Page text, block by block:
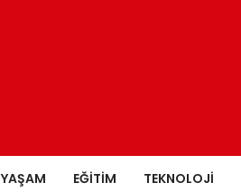
YAŞAM EĞİTİM TEKNOLOJİ